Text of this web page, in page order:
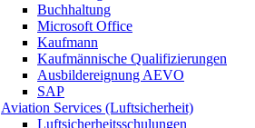
Buchhaltung
Microsoft Office
Kaufmann
Kaufmännische Qualifizierungen
Ausbildereignung AEVO
SAP
Aviation Services (Luftsicherheit)
Luftsicherheitsschulungen